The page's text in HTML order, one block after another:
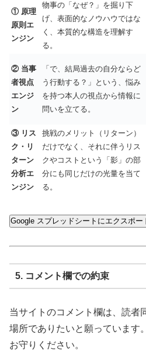
① 原理
原則エ
ンジン
物事の「なぜ？」を掘り下
げ、表面的なノウハウではな
く、本質的な構造を理解す
る。
② 当事
者視点
エンジ
ン
「で、結局過去の自分ならど
う行動する？」という、悩み
を持つ本人の視点から情報に
問いを立てる。
③ リス
ク・リ
ターン
分析エ
ンジン
挑戦のメリット（リターン）
だけでなく、それに伴うリス
クやコストという「影」の部
分にも同じだけの光量を当て
る。
Google スプレッドシートにエクスポー
5. コメント欄での約束
当サイトのコメント欄は、読者
場所でありたいと願っています
お守りください。